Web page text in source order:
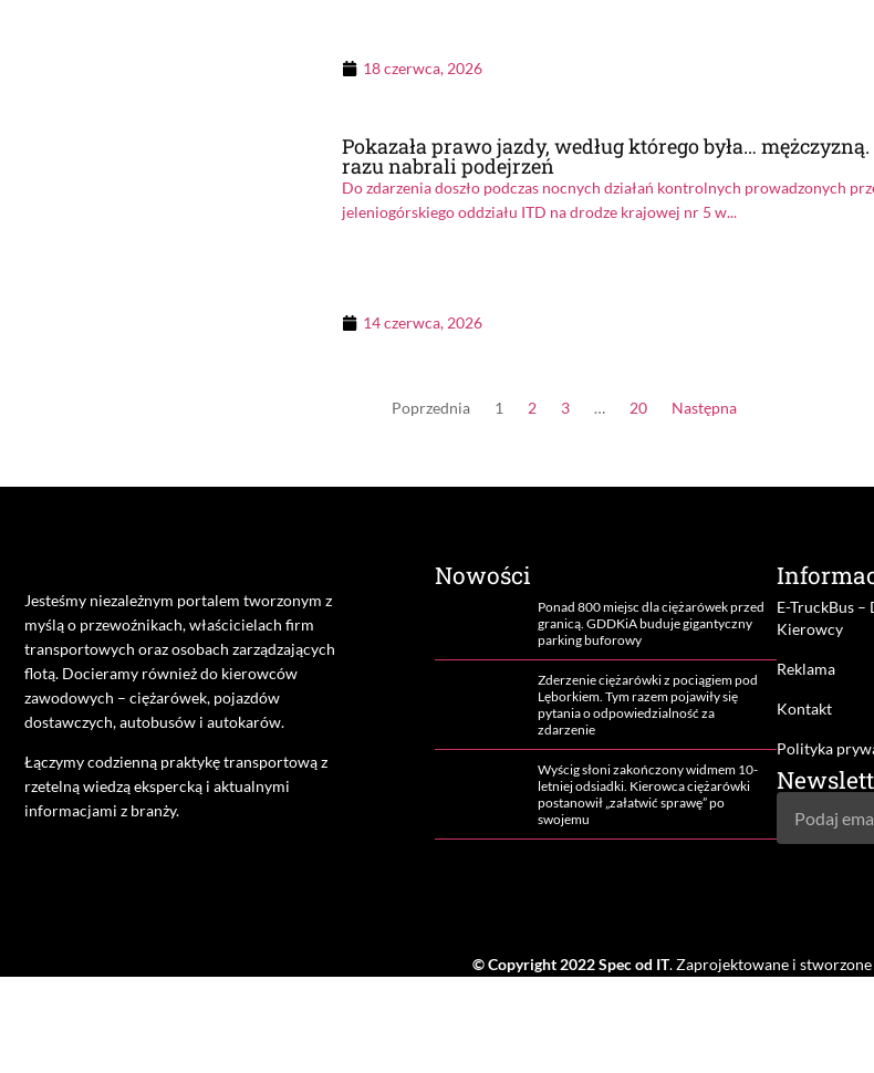
18 czerwca, 2026
Pokazała prawo jazdy, według którego była…
razu nabrali podejrzeń
Do zdarzenia doszło podczas nocnych działań kontrolnych prowadzonych
jeleniogórskiego oddziału ITD na drodze krajowej nr 5 w...
14 czerwca, 2026
Poprzednia 1 2 3 … 20 Następna
Jesteśmy niezależnym portalem tworzonym z
myślą o przewoźnikach, właścicielach firm
transportowych oraz osobach zarządzających
flotą. Docieramy również do kierowców
zawodowych – ciężarówek, pojazdów
dostawczych, autobusów i autokarów.
Łączymy codzienną praktykę transportową z
rzetelną wiedzą ekspercką i aktualnymi
informacjami z branży.
Nowości
Ponad 800 miejsc dla ciężarówek przed
granicą. GDDKiA buduje gigantyczny
parking buforowy
Zderzenie ciężarówki z pociągiem pod
Lęborkiem. Tym razem pojawiły się
pytania o odpowiedzialność za
zdarzenie
Wyścig słoni zakończony widmem 10-
letniej odsiadki. Kierowca ciężarówki
postanowił „załatwić sprawę” po
swojemu
E-TruckBus –
Kierowcy
Reklama
Kontakt
Polityka
© Copyright 2022 Spec od IT. Zaprojektowane i stworzone